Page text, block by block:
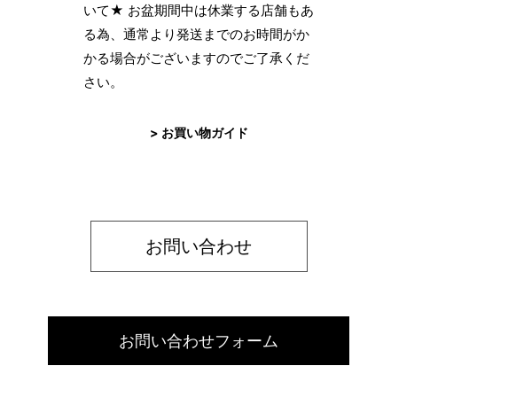
いて★ お盆期間中は休業する店舗もあ
る為、通常より発送までのお時間がか
かる場合がございますのでご了承くだ
さい。
> お買い物ガイド
お問い合わせ
お問い合わせフォーム